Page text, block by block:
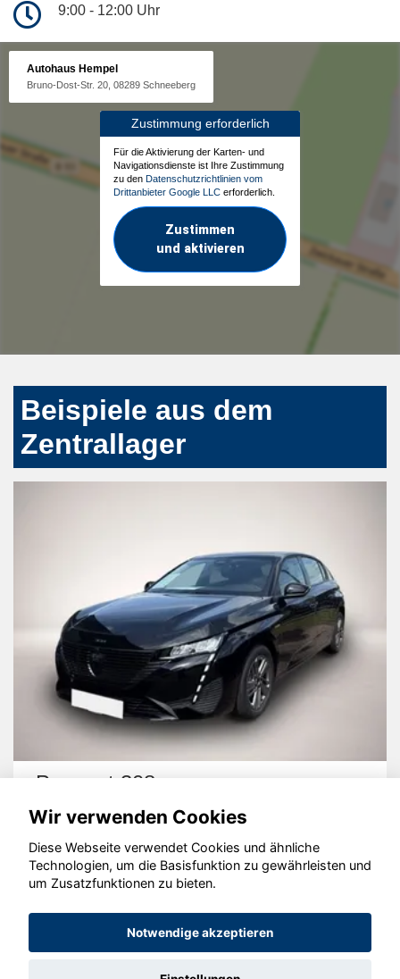
9:00 - 12:00 Uhr
Autohaus Hempel
Bruno-Dost-Str. 20, 08289 Schneeberg
Zustimmung erforderlich
Für die Aktivierung der Karten- und
Navigationsdienste ist Ihre Zustimmung
zu den Datenschutzrichtlinien vom
Drittanbieter Google LLC erforderlich.
Zustimmen
und aktivieren
Beispiele aus dem
Zentrallager
Peugeot 308
© konjunkturmotor.de GmbH 2020 - 2026
Wir verwenden Cookies
Diese Webseite verwendet Cookies und ähnliche
Technologien, um die Basisfunktion zu gewährleisten und
um Zusatzfunktionen zu bieten.
Notwendige akzeptieren